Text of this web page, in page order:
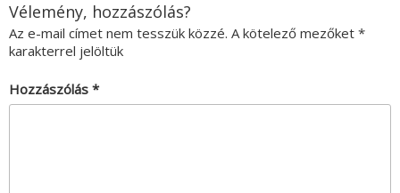
Vélemény, hozzászólás?
Az e-mail címet nem tesszük közzé. A kötelező mezőket *
karakterrel jelöltük
Hozzászólás *